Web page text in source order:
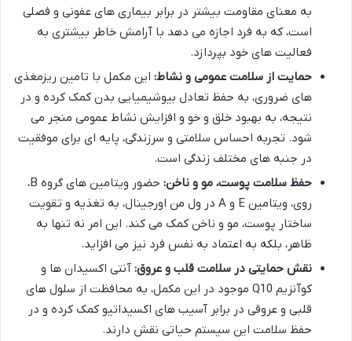
به معنای مقاومت بیشتر در برابر بیماری های عفونی و فصلی
است، که به فرد اجازه می دهد با آرامش خاطر بیشتری به
فعالیت های خود بپردازد.
حمایت از سلامت عمومی و نشاط: این مکمل با تامین ریزمغذی
های ضروری، به حفظ تعادل بیوشیمیایی بدن کمک کرده و در
نتیجه، به بهبود خلق و خو و افزایش نشاط عمومی منجر می
شود. تجربه احساس سلامتی و سرزندگی، پایه ای برای موفقیت
در جنبه های مختلف زندگی است.
حفظ سلامت پوست، مو و ناخن:
حضور ویتامین های گروه B،
روی، ویتامین E و A در ول من اورجینال، به تغذیه و تقویت
ساختار پوست، مو و ناخن کمک می کند. این امر نه تنها به
ظاهر، بلکه به اعتماد به نفس فرد نیز می افزاید.
نقش حمایتی در سلامت قلب و عروق: آنتی اکسیدان ها و
کوآنزیم Q10 موجود در این مکمل، به محافظت از سلول های
قلبی و عروقی در برابر آسیب های اکسیداتیو کمک کرده و در
حفظ سلامت این سیستم حیاتی نقش دارند.